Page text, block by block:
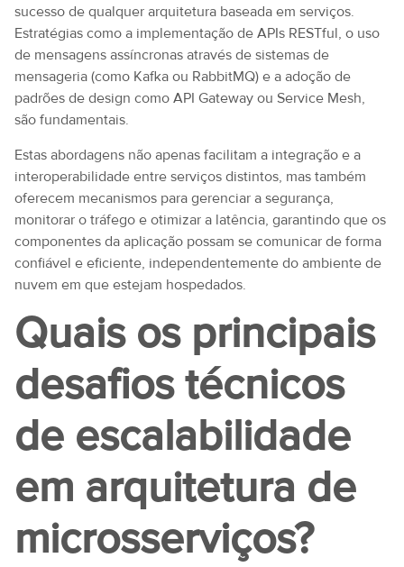
sucesso de qualquer arquitetura baseada em serviços.
Estratégias como a implementação de APIs RESTful, o uso
de mensagens assíncronas através de sistemas de
mensageria (como Kafka ou RabbitMQ) e a adoção de
padrões de design como API Gateway ou Service Mesh,
são fundamentais.
Estas abordagens não apenas facilitam a integração e a
interoperabilidade entre serviços distintos, mas também
oferecem mecanismos para gerenciar a segurança,
monitorar o tráfego e otimizar a latência, garantindo que os
componentes da aplicação possam se comunicar de forma
confiável e eficiente, independentemente do ambiente de
nuvem em que estejam hospedados.
Quais os principais
desafios técnicos
de escalabilidade
em arquitetura de
microsserviços?